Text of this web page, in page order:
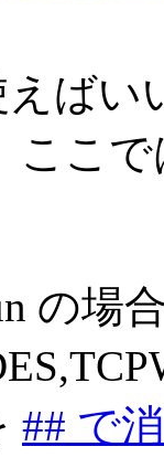
えばい
ここ
の場
## で